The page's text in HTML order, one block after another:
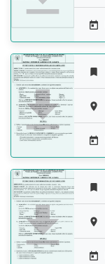








